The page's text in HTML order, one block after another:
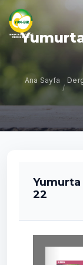
Ana Sayfa
/
Yumurta
22